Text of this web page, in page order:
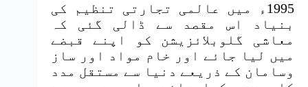
1995ء میں عالمی تجارتی تنظیم کی
بنیاد اس مقصد سے ڈالی گئی کہ
معاشی گلوبلائزیشن کو اپنے قبضے
میں لیا جائے اور خام مواد اور ساز
وسامان کے ذریعے دنیا سے مستقل مدد